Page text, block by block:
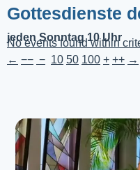
Gottesdienste
jeden Sonntag 10 Uhr
No events found within
← −− − 10 50 100 + ++ →